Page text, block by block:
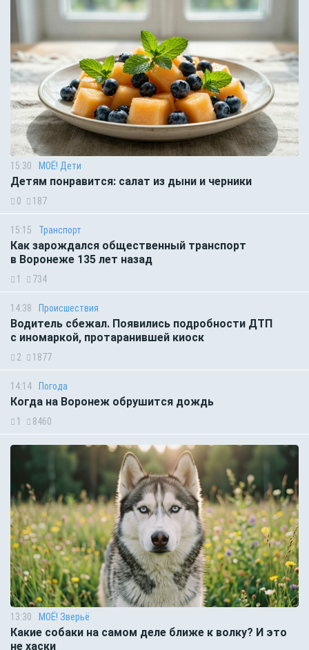
15:30 МОЁ! Дети
Детям понравится: салат из дыни и черники
0 187
15:15 Транспорт
Как зарождался общественный транспорт
в Воронеже 135 лет назад
1 734
14:38 Происшествия
Водитель сбежал. Появились подробности ДТП
с иномаркой, протаранившей киоск
2 1877
14:14 Погода
Когда на Воронеж обрушится дождь
1 8460
13:30 МОЁ! Зверьё
Какие собаки на самом деле ближе к волку? И это
не хаски